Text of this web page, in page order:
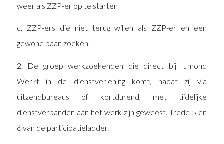
weer als ZZP-er op te starten
c. ZZP-ers die niet terug willen als ZZP-er en een
gewone baan zoeken.
2. De groep werkzoekenden die direct bij IJmond
Werkt in de dienstverlening komt, nadat zij via
uitzendbureaus of kortdurend, met tijdelijke
dienstverbanden aan het werk zijn geweest. Trede 5 en
6 van de participatieladder.